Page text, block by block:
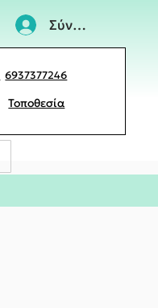
Σύνδεση
6937377246
Τοποθεσία